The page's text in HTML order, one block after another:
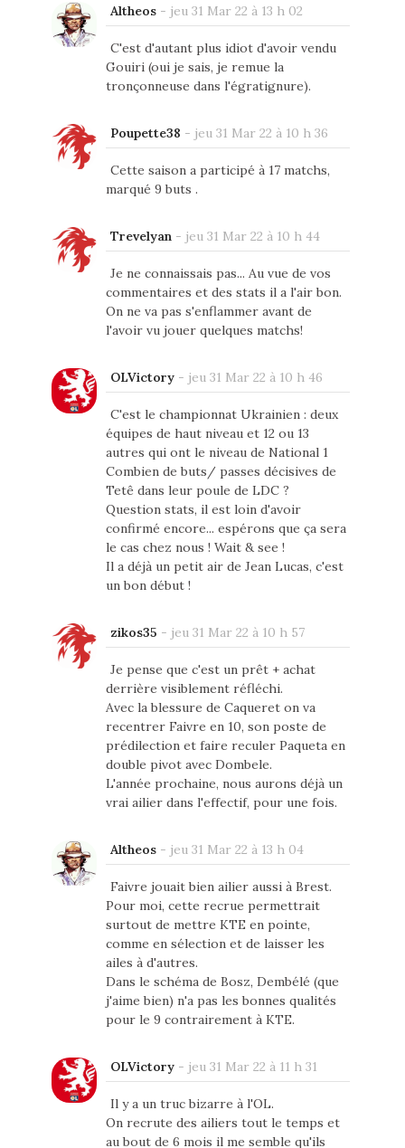
Altheos- jeu 31 Mar 22 à 13 h 02
C'est d'autant plus idiot d'avoir vendu
Gouiri (oui je sais, je remue la
tronçonneuse dans l'égratignure).
Poupette38 - jeu 31 Mar 22 à 10 h 36
Cette saison a participé à 17 matchs,
marqué 9 buts .
Trevelyan - jeu 31 Mar 22 à 10 h 44
Je ne connaissais pas... Au vue de vos
commentaires et des stats il a l'air bon.
On ne va pas s'enflammer avant de
l'avoir vu jouer quelques matchs!
OLVictory- jeu 31 Mar 22 à 10 h 46
C'est le championnat Ukrainien : deux
équipes de haut niveau et 12 ou 13
autres qui ont le niveau de National 1
Combien de buts/ passes décisives de
Tetê dans leur poule de LDC ?
Question stats, il est loin d'avoir
confirmé encore... espérons que ça sera
le cas chez nous ! Wait & see !
Il a déjà un petit air de Jean Lucas, c'est
un bon début !
zikos35 - jeu 31 Mar 22 à 10 h 57
Je pense que c'est un prêt + achat
derrière visiblement réfléchi.
Avec la blessure de Caqueret on va
recentrer Faivre en 10, son poste de
prédilection et faire reculer Paqueta en
double pivot avec Dombele.
L'année prochaine, nous aurons déjà un
vrai ailier dans l'effectif, pour une fois.
Altheos- jeu 31 Mar 22 à 13 h 04
Faivre jouait bien ailier aussi à Brest.
Pour moi, cette recrue permettrait
surtout de mettre KTE en pointe,
comme en sélection et de laisser les
ailes à d'autres.
Dans le schéma de Bosz, Dembélé (que
j'aime bien) n'a pas les bonnes qualités
pour le 9 contrairement à KTE.
OLVictory- jeu 31 Mar 22 à 11 h 31
Il y a un truc bizarre à l'OL.
On recrute des ailiers tout le temps et
au bout de 6 mois il me semble qu'ils